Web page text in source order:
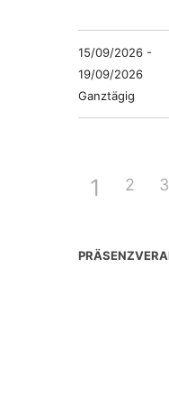
15/09/2026 -
19/09/2026
Ganztägig
1 2 3